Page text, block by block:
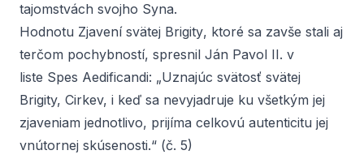
tajomstvách svojho Syna.
Hodnotu Zjavení svätej Brigity, ktoré sa zavše stali aj
terčom pochybností, spresnil Ján Pavol II. v
liste Spes Aedificandi: „Uznajúc svätosť svätej
Brigity, Cirkev, i keď sa nevyjadruje ku všetkým jej
zjaveniam jednotlivo, prijíma celkovú autenticitu jej
vnútornej skúsenosti.“ (č. 5)